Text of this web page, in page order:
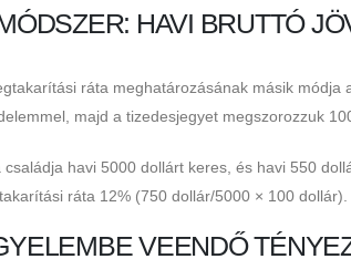
HAVI BRUTTÓ
ráta meghatározásának másik
majd a tizedesjegyet megszorozzuk
családja havi 5000 dollárt keres, és havi 550
ráta 12% (750 dollár/5000 × 100 dollár).
VEENDŐ